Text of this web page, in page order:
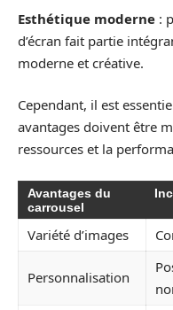
Esthétique moderne :
d’écran fait partie
moderne et créative.
Cependant, il est
avantages doivent être
ressources et la
Avantages du
carrousel
Variété d’images
Personnalisation